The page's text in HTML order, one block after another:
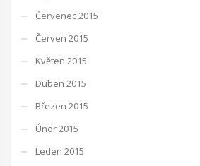
Červenec 2015
Červen 2015
Květen 2015
Duben 2015
Březen 2015
Únor 2015
Leden 2015